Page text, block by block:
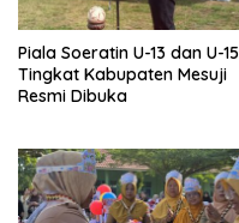
Piala Soeratin U-13 dan U-15
Tingkat Kabupaten Mesuji
Resmi Dibuka